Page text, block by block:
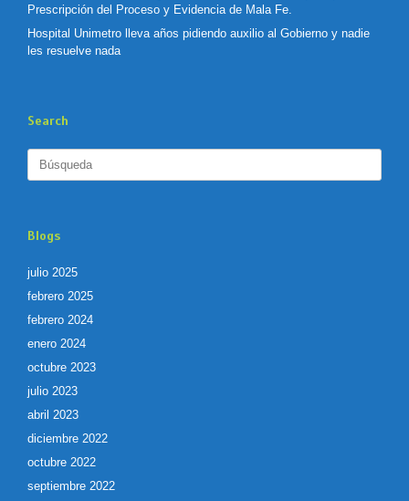
Prescripción del Proceso y Evidencia de Mala Fe.
Hospital Unimetro lleva años pidiendo auxilio al Gobierno y nadie
les resuelve nada
Search
Blogs
julio 2025
febrero 2025
febrero 2024
enero 2024
octubre 2023
julio 2023
abril 2023
diciembre 2022
octubre 2022
septiembre 2022